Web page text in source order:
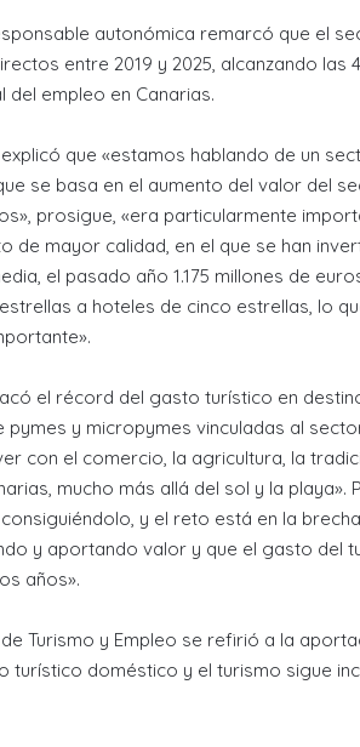
autonómica remarcó que el
entre 2019 y 2025, alcanzando
del empleo en Canarias.
que «estamos hablando de un
se basa en el aumento del valor del
prosigue, «era particularmente
de mayor calidad, en el que se han
el pasado año 1.175 millones de
a hoteles de cinco estrellas, lo
el récord del gasto turístico en
pymes y micropymes vinculadas al
con el comercio, la agricultura, la
mucho más allá del sol y la
y el reto está en la
y aportando valor y que el gasto del
años».
Turismo y Empleo se refirió a la
turístico doméstico y el turismo sigue